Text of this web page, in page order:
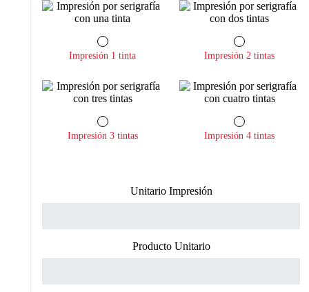
Impresión 1 tinta Impresión 2 tintas
Impresión 3 tintas Impresión 4 tintas
Unitario Impresión
Producto Unitario